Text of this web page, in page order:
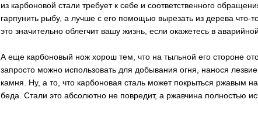
из карбоновой стали требует к себе и соответственного
гарпунить рыбу, а лучше с его помощью вырезать из дерева что-
это значительно облегчит вашу жизнь, если окажетесь в
А еще карбоновый нож хорош тем, что на тыльной его стороне
запросто можно использовать для добывания огня, нанося
камня. Ну, а то, что карбоновая сталь может покрыться ржавым
беда. Стали это абсолютно не повредит, а ржавчина полностью